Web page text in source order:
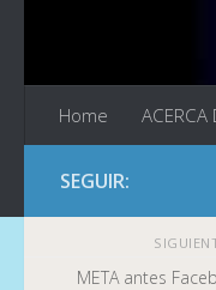
Home ACERCA
SEGUIR:
META antes